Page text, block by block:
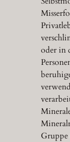
oder in